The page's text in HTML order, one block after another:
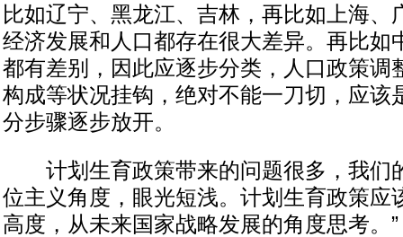
比如辽宁、黑龙江、吉林，再比如上海、
经济发展和人口都存在很大差异。再比如
都有差别，因此应逐步分类，人口政策调
构成等状况挂钩，绝对不能一刀切，应该
分步骤逐步放开。
计划生育政策带来的问题很多，我们
位主义角度，眼光短浅。计划生育政策应
高度，从未来国家战略发展的角度思考。”